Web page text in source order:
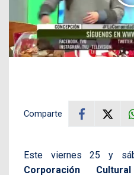
Comparte
Este viernes 25 y
Corporación